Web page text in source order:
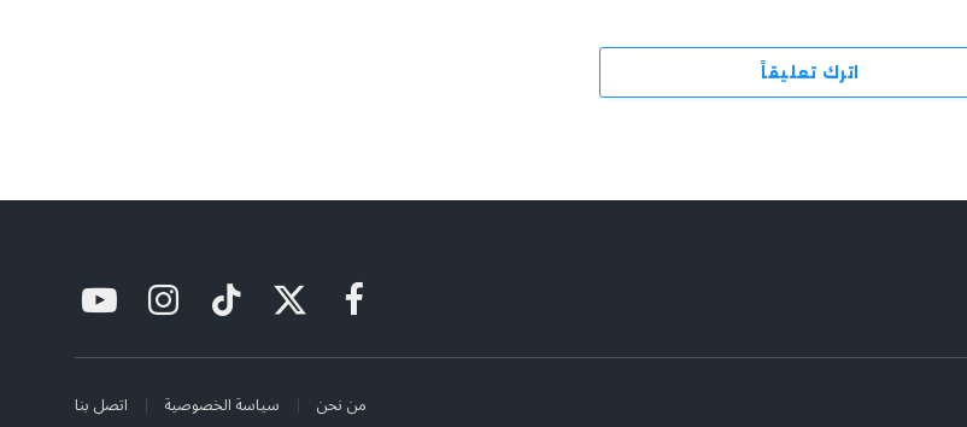
اترك تعليقاً
فيسبوكX تيكتوك الانستغراميوتيوب
من نحن سياسة الخصوصية اتصل بنا